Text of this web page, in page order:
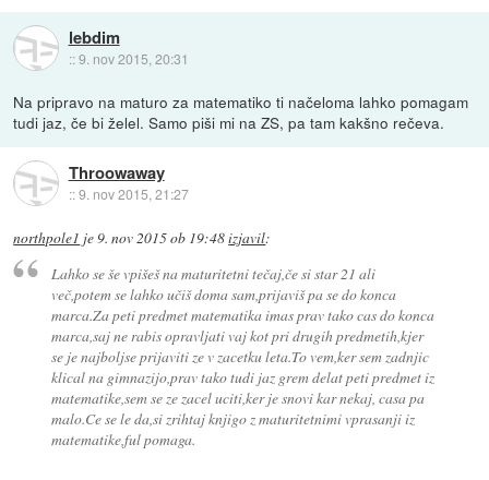
lebdim
::9. nov 2015, 20:31
Na pripravo na maturo za matematiko ti načeloma lahko pomagam
tudi jaz, če bi želel. Samo piši mi na ZS, pa tam kakšno rečeva.
Throowaway
::9. nov 2015, 21:27
northpole1 je 9. nov 2015 ob 19:48izjavil:
Lahko se še vpišeš na maturitetni tečaj,če si star 21 ali
več,potem se lahko učiš doma sam,prijaviš pa se do konca
marca.Za peti predmet matematika imas prav tako cas do konca
marca,saj ne rabis opravljati vaj kot pri drugih predmetih,kjer
se je najboljse prijaviti ze v zacetku leta.To vem,ker sem zadnjic
klical na gimnazijo,prav tako tudi jaz grem delat peti predmet iz
matematike,sem se ze zacel uciti,ker je snovi kar nekaj, casa pa
malo.Ce se le da,si zrihtaj knjigo z maturitetnimi vprasanji iz
matematike,ful pomaga.